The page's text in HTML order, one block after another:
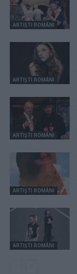
ARTIȘTI ROMÂNI
ARTIȘTI ROMÂNI
ARTIȘTI ROMÂNI
ARTIȘTI ROMÂNI
ARTIȘTI ROMÂNI